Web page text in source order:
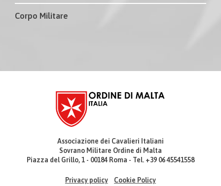
Corpo Militare
Associazione dei Cavalieri Italiani
Sovrano Militare Ordine di Malta
Piazza del Grillo, 1 - 00184 Roma - Tel. +39 06 45541558
Privacy policy Cookie Policy